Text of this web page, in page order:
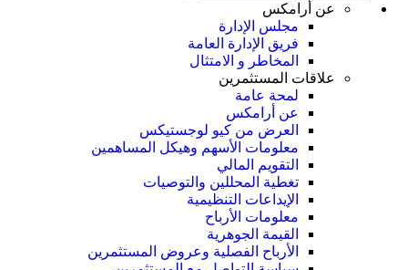
عن أرامكس
مجلس الإدارة
فريق الإدارة العامة
المخاطر و الامتثال
علاقات المستثمرين
لمحة عامة
عن أرامكس
العرض من كيو لوجستيكس
معلومات الأسهم وهيكل المساهمين
التقويم المالي
تغطية المحللين والتوصيات
الإيداعات التنظيمية
معلومات الأرباح
القيمة الجوهرية
الأرباح الفصلية وعروض المستثمرين